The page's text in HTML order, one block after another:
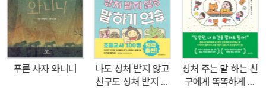
성격을 이해함으로써 보다 효과적으로 의사소통을 하고 친구 관계를
맺을 수 있게 됩니다. 수록된 에고그램 진단표와 분석지를 통해 ‘화끈
이, 포용이, 침착이, 솔직이, 끄덕이’ 다섯 가지 성격 캐릭터 중 아이가
가장 강화해야 할 성격이 무엇인지 알아봅니다. 그리고 학교에서 친
구들 간에 흔히 일어나는 다양한 대화 상황 46가지를 만화로 만나며
푸른 사자 와니니
나도 상처 받지 않고
친구도 상처 받지 않
상처 주는 말 하는 친
구에게 똑똑하게 말